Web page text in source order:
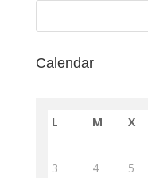
Calendar
L M X
3
4 5